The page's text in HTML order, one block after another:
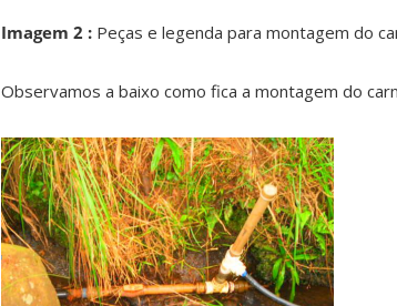
Imagem 2 :Peças e legenda para montagem do
Observamos a baixo como fica a montagem do